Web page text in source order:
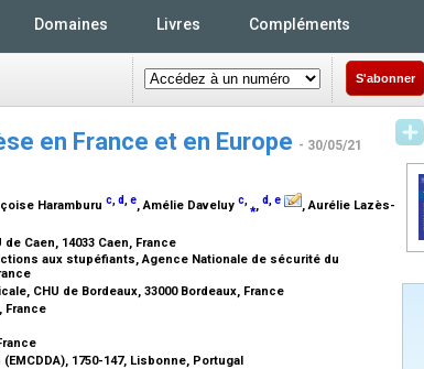
Domaines Livres Compléments
S'abonner
en France et en Europe - 30/05/21
Haramburu c,d,e, Amélie Daveluy c,⁎, d,e
, Aurélie Lazès-
Caen, 14033 Caen, France
aux stupéfiants, Agence Nationale de sécurité du
CHU de Bordeaux, 33000 Bordeaux, France
France
1750-147, Lisbonne, Portugal